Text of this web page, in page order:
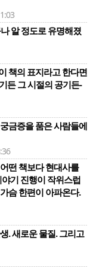
알 정도로 유명해졌
책의 표지라고 한다면
든 그 시절의 공기든-
금증을 품은 사람들에
떤 책보다 현대사를
기 진행이 작위스럽
슴 한편이 아파온다.
. 새로운 물질. 그리고